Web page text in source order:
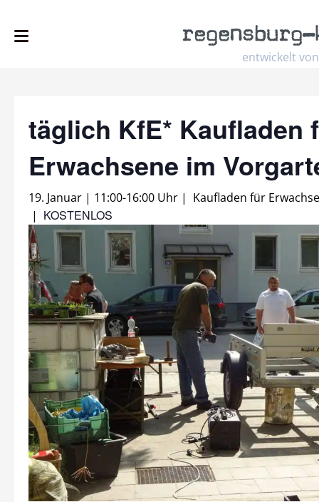
entwickelt von
regensburg–
täglich KfE* Kaufladen
Erwachsene im
19. Januar | 11:00-16:00 Uhr | Kaufladen für
| KOSTENLOS